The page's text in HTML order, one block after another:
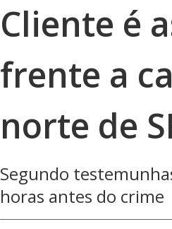
Cliente é
frente a
norte de
Segundo
horas antes do crime